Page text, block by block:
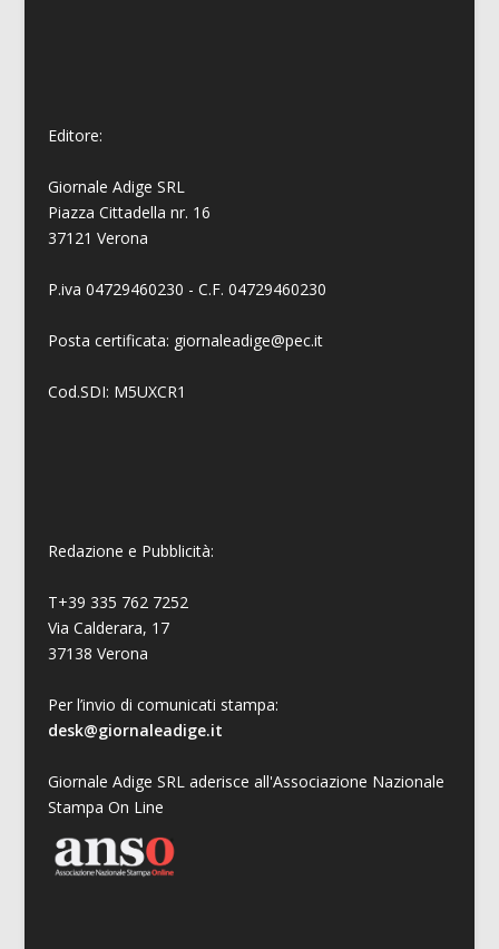
Editore:
Giornale Adige SRL
Piazza Cittadella nr. 16
37121 Verona
P.iva 04729460230 - C.F. 04729460230
Posta certificata: giornaleadige@pec.it
Cod.SDI: M5UXCR1
Redazione e Pubblicità:
T+39 335 762 7252
Via Calderara, 17
37138 Verona
Per l’invio di comunicati stampa:
desk@giornaleadige.it
Giornale Adige SRL aderisce all'Associazione Nazionale
Stampa On Line